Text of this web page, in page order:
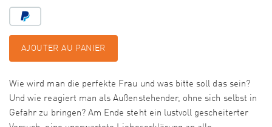
AJOUTER AU PANIER
Wie wird man die perfekte Frau und was bitte soll das sein?
Und wie reagiert man als Außenstehender, ohne sich selbst in
Gefahr zu bringen? Am Ende steht ein lustvoll gescheiterter